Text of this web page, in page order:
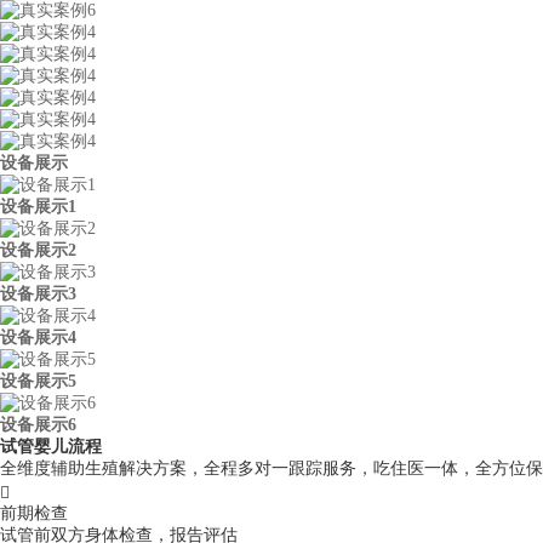
设备展示
设备展示1
设备展示2
设备展示3
设备展示4
设备展示5
设备展示6
试管婴儿流程
全维度辅助生殖解决方案，全程多对一跟踪服务，吃住医一体，全方位

前期检查
试管前双方身体检查，报告评估